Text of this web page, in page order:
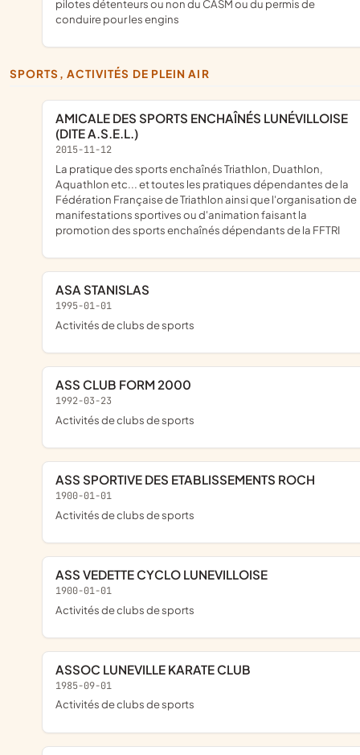
pilotes détenteurs ou non du CASM ou du permis de
conduire pour les engins
SPORTS, ACTIVITÉS DE PLEIN AIR
AMICALE DES SPORTS ENCHAÎNÉS LUNÉVILLOISE
(DITE A.S.E.L.)
2015-11-12
la pratique des sports enchaînés Triathlon, Duathlon,
Aquathlon etc... et toutes les pratiques dépendantes de la
Fédération Française de Triathlon ainsi que l'organisation de
manifestations sportives ou d'animation faisant la
promotion des sports enchaînés dépendants de la FFTRI
ASA STANISLAS
1995-01-01
Activités de clubs de sports
ASS CLUB FORM 2000
1992-03-23
Activités de clubs de sports
ASS SPORTIVE DES ETABLISSEMENTS ROCH
1900-01-01
Activités de clubs de sports
ASS VEDETTE CYCLO LUNEVILLOISE
1900-01-01
Activités de clubs de sports
ASSOC LUNEVILLE KARATE CLUB
1985-09-01
Activités de clubs de sports